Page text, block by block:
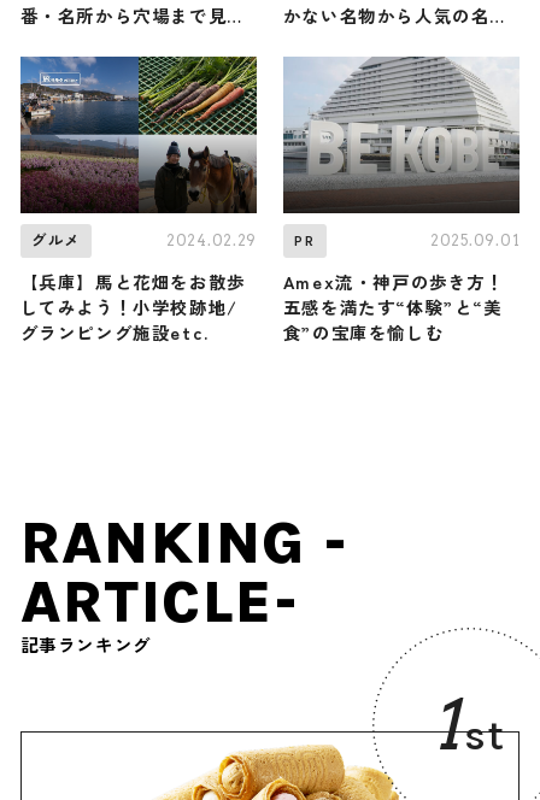
番・名所から穴場まで見ど
かない名物から人気の名店
グルメ 2024.02.29
【兵庫】馬と花畑をお散歩
してみよう！小学校跡地/
グランピング施設etc.
PR 2025.09.01
Amex流・神戸の歩き方！
五感を満たす“体験”と“美
食”の宝庫を愉しむ
RANKING -
ARTICLE-
記事ランキング
1st